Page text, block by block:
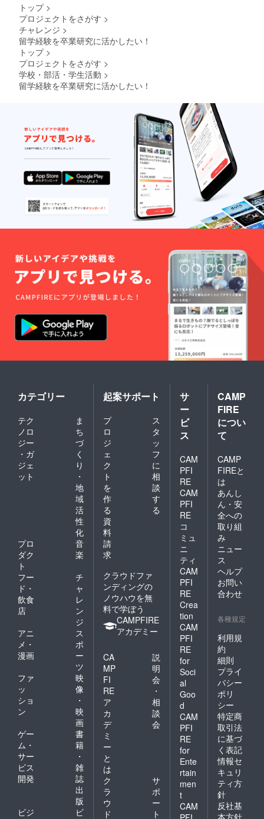
トップ >
プロジェクトをさがす >
チャレンジ >
留学経験を卒業研究に活かしたい！
トップ >
プロジェクトをさがす >
学校・部活・学生活動 >
留学経験を卒業研究に活かしたい！
カテゴリー
テク
ノロ
ジー
・ガ
ジェ
ット
ま
ち
づ
く
り
・
地
域
活
性
化
プロ
ダク
ト
音
楽
フー
ド・
飲食
店
チ
ャ
レ
ン
ジ
アニ
メ・
漫画
ス
ポ
ー
ツ
ファ
ッ
ショ
ン
映
像
・
映
画
ゲー
ム・
サー
ビス
開発
書
籍
・
雑
誌
出
版
ビジ
ビ
起案サポート
プ
ロ
ジ
ェ
ク
ト
を
作
る
ス
タ
ッ
フ
に
相
談
す
る
資
料
請
求
クラウドファ
ンディングの
ノウハウを無
料で学ぼう
CAMPFIRE
アカデミー
CA
MP
FI
RE
ア
カ
デ
ミ
ー
と
は
説
明
会
・
相
談
会
ク
ラ
ウ
ド
サ
ポ
ー
ト
サ
ー
ビ
ス
CAM
PFI
RE
CAM
PFI
RE
コ
ミュ
ニ
ティ
CAM
PFI
RE
Crea
tion
CAM
PFI
RE
for
Soci
al
Goo
d
CAM
PFI
RE
for
Ente
rtain
men
t
CAM
CAMP
FIRE
につい
て
CAMP
FIREと
は
あんし
ん・安
全への
取り組
み
ニュー
ス
ヘルプ
お問い
合わせ
各種規定
利用規
約
細則
プライ
バシー
ポリ
シー
特定商
取引法
に基づ
く表記
情報セ
キュリ
ティ方
針
反社基
本方針